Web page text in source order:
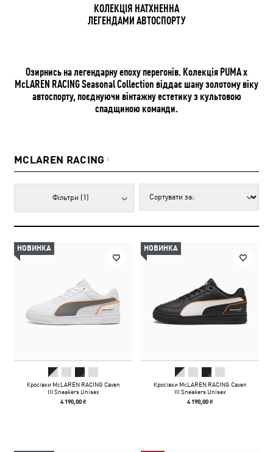
КОЛЕКЦІЯ НАТХНЕННА
ЛЕГЕНДАМИ АВТОСПОРТУ
Озирнись на легендарну епоху перегонів. Колекція PUMA x
McLAREN RACING Seasonal Collection віддає шану золотому віку
автоспорту, поєднуючи вінтажну естетику з культовою
спадщиною команди.
MCLAREN RACING 6
Фільтри (1)
НОВИНКА
Кросівки McLAREN RACING Caven
III Sneakers Unisex
4 190,00 ₴
НОВИНКА
Кросівки McLAREN RACING Caven
III Sneakers Unisex
4 190,00 ₴